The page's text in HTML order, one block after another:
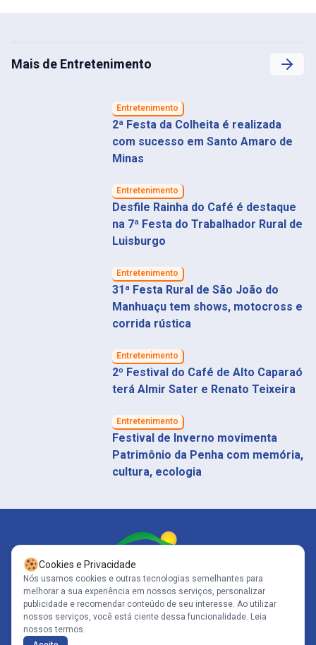
Mais de Entretenimento
Entretenimento
2ª Festa da Colheita é realizada
com sucesso em Santo Amaro de
Minas
Entretenimento
Desfile Rainha do Café é destaque
na 7ª Festa do Trabalhador Rural de
Luisburgo
Entretenimento
31ª Festa Rural de São João do
Manhuaçu tem shows, motocross e
corrida rústica
Entretenimento
2º Festival do Café de Alto Caparaó
terá Almir Sater e Renato Teixeira
Entretenimento
Festival de Inverno movimenta
Patrimônio da Penha com memória,
cultura, ecologia
Siga-nos
Copyright© 2005-2026 - Portal Caparaó - CNPJ: 10.570.353/0001-80 | Todos
Cookies e Privacidade
Nós usamos cookies e outras tecnologias semelhantes para
melhorar a sua experiência em nossos serviços, personalizar
publicidade e recomendar conteúdo de seu interesse. Ao utilizar
nossos serviços, você está ciente dessa funcionalidade. Leia
nossos termos.